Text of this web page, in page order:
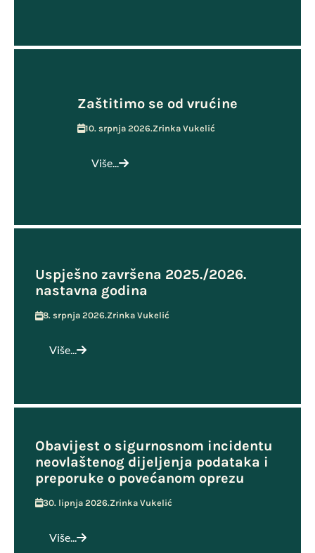
Zaštitimo se od vrućine
10. srpnja 2026.Zrinka Vukelić
Više...
Uspješno završena 2025./2026.
nastavna godina
8. srpnja 2026.Zrinka Vukelić
Više...
Obavijest o sigurnosnom incidentu
neovlaštenog dijeljenja podataka i
preporuke o povećanom oprezu
30. lipnja 2026.Zrinka Vukelić
Više...